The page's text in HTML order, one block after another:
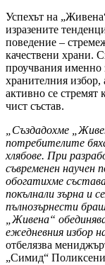
Успехът на
изразените
поведение –
качествени храни.
проучвания именно
хранителния
активно се стремят
чист състав.
„Създадохме
потребителите
хлябове. При
съвременен научен
обогатихме
покълнали зърна и
пълнозърнести
„Живена“
ежедневния избор
отбелязва
„Симид“